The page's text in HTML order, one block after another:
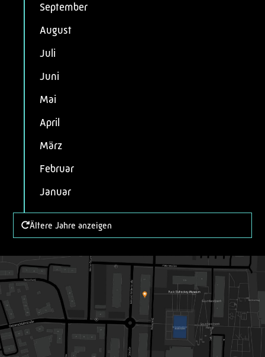
September
August
Juli
Juni
Mai
April
März
Februar
Januar
Ältere Jahre anzeigen